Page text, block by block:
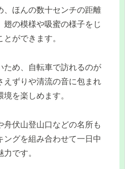
、ほんの数十センチの距離
翅の模様や吸蜜の様子をじ
ができます。
ため、自転車で訪れるのが
えずりや清流の音に包まれ
を楽しめます。
舟伏山登山口などの名所も
ングを組み合わせて一日中
です。